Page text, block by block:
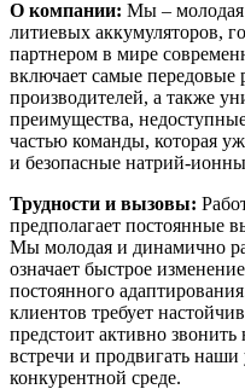
О компании: Мы – молодая
литиевых аккумуляторов,
партнером в мире
включает самые
производителей, а также
преимущества,
частью команды, которая
и безопасные натрий-
Трудности и вызовы:
предполагает постоянные
Мы молодая и динамично
означает быстрое
постоянного
клиентов требует
предстоит активно
встречи и продвигать
конкурентной среде.